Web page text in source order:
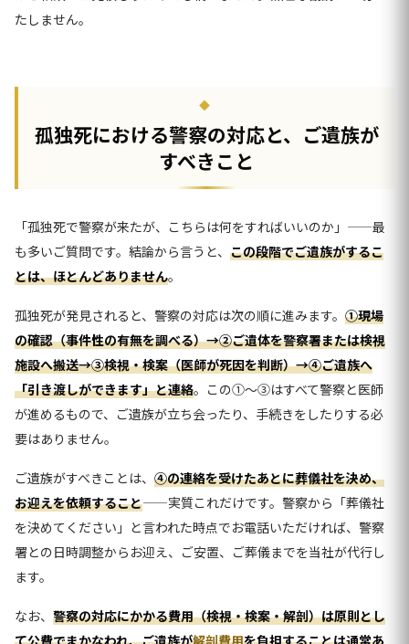
たしません。
孤独死における警察の対応と、ご遺族が
すべきこと
「孤独死で警察が来たが、こちらは何をすればいいのか」——最
も多いご質問です。結論から言うと、 この段階でご遺族がするこ
とは、ほとんどありません。
孤独死が発見されると、警察の対応は次の順に進みます。 ①現場
の確認（事件性の有無を調べる）→②ご遺体を警察署または検視
施設へ搬送→③検視・検案（医師が死因を判断）→④ご遺族へ
「引き渡しができます」と連絡。この①〜③はすべて警察と医師
が進めるもので、ご遺族が立ち会ったり、手続きをしたりする必
要はありません。
ご遺族がすべきことは、 ④の連絡を受けたあとに葬儀社を決め、
お迎えを依頼すること——実質これだけです。警察から「葬儀社
を決めてください」と言われた時点でお電話いただければ、警察
署との日時調整からお迎え、ご安置、ご葬儀までを当社が代行し
ます。
なお、 警察の対応にかかる費用（検視・検案・解剖）は原則とし
て公費でまかなわれ、ご遺族が解剖費用を負担することは通常あ